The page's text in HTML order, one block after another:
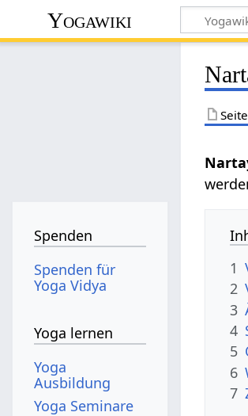
Yogawiki
Seite
1
2
3
4
5
6
7
Spenden
Spenden für
Yoga Vidya
Yoga lernen
Yoga
Ausbildung
Yoga Seminare